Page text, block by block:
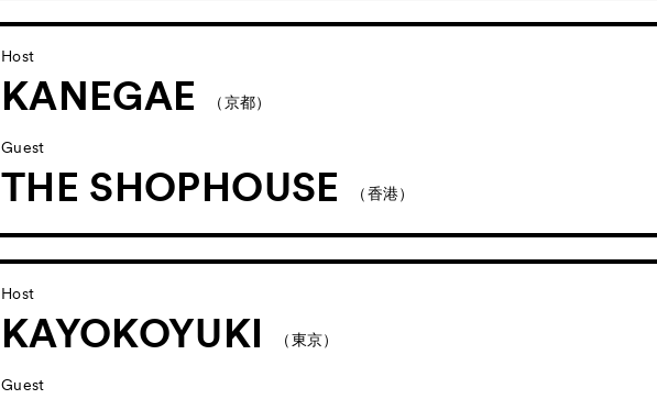
Host
KANEGAE （京都）
Guest
THE SHOPHOUSE （香港）
Host
KAYOKOYUKI （東京）
Guest